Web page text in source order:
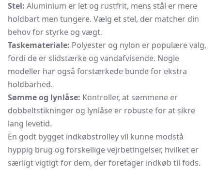
Stel: Aluminium er let og rustfrit, mens stål er mere
holdbart men tungere. Vælg et stel, der matcher din
behov for styrke og vægt.
Taskemateriale: Polyester og nylon er populære valg,
fordi de er slidstærke og vandafvisende. Nogle
modeller har også forstærkede bunde for ekstra
holdbarhed.
Sømme og lynlåse: Kontroller, at sømmene er
dobbeltstikninger og lynlåse er robuste for at sikre
lang levetid.
En godt bygget indkøbstrolley vil kunne modstå
hyppig brug og forskellige vejrbetingelser, hvilket er
særligt vigtigt for dem, der foretager indkøb til fods.